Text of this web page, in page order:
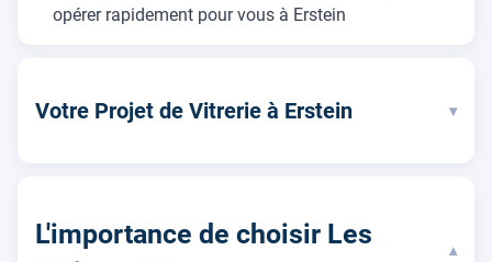
opérer rapidement pour vous à Erstein
Votre Projet de Vitrerie à Erstein ▾
L'importance de choisir Les
▾